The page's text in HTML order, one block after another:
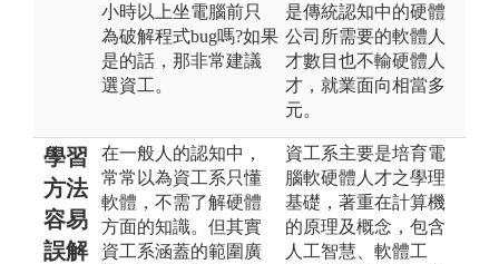
小時以上坐電腦前只
為破解程式bug嗎?如果
是的話，那非常建議
選資工。
是傳統認知中的硬體
公司所需要的軟體人
才數目也不輸硬體人
才，就業面向相當多
元。
學習
方法
容易
誤解
在一般人的認知中，
常常以為資工系只懂
軟體，不需了解硬體
方面的知識。但其實
資工系涵蓋的範圍廣
資工系主要是培育電
腦軟硬體人才之學理
基礎，著重在計算機
的原理及概念，包含
人工智慧、軟體工